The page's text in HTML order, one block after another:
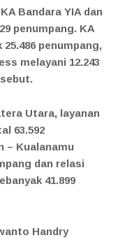
Bandara YIA dan
penumpang. KA
penumpang,
melayani 12.243
Utara, layanan
63.592
– Kualanamu
dan relasi
41.899
Handry